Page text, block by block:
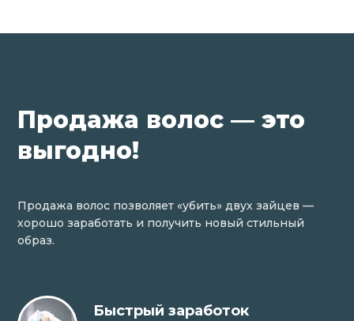
Продажа волос — это
выгодно!
Продажа волос позволяет «убить» двух зайцев —
хорошо заработать и получить новый стильный
образ.
Быстрый заработок